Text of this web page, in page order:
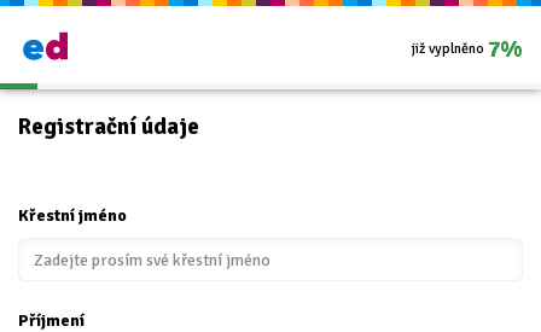
již vyplněno 7%
Registrační údaje
Křestní jméno
Příjmení